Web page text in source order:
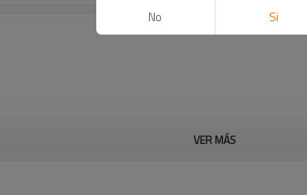
VER MÁS
No Si